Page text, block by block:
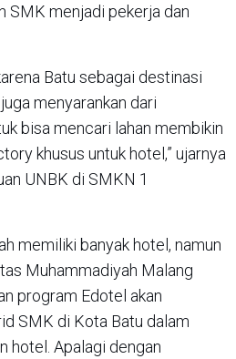
SMK menjadi pekerja dan
Batu sebagai destinasi
menyarankan dari
bisa mencari lahan membikin
khusus untuk hotel,” ujarnya
UNBK di SMKN 1
memiliki banyak hotel, namun
Muhammadiyah Malang
program Edotel akan
SMK di Kota Batu dalam
hotel. Apalagi dengan